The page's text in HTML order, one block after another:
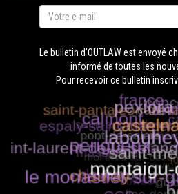
Le bulletin d'OUTLAW est envoyé
informé de toutes les
Pour recevoir ce bulletin